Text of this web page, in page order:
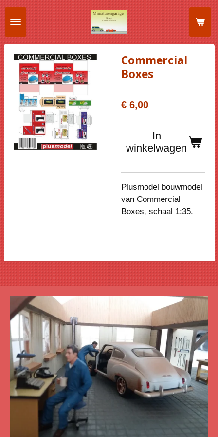
Ga
direct
naar
de
hoofdinhoud
Commercial
Boxes
€ 6,00
In
winkelwagen
Plusmodel bouwmodel
van Commercial
Boxes, schaal 1:35.